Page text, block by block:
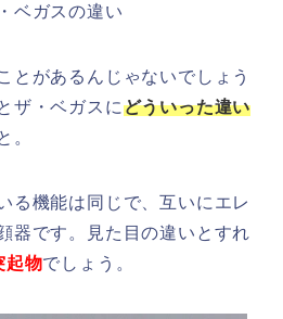
ベガスの違い
とがあるんじゃないでしょう
ザ・ベガスにどういった違い
。
る機能は同じで、互いにエレ
器です。見た目の違いとすれ
起物でしょう。